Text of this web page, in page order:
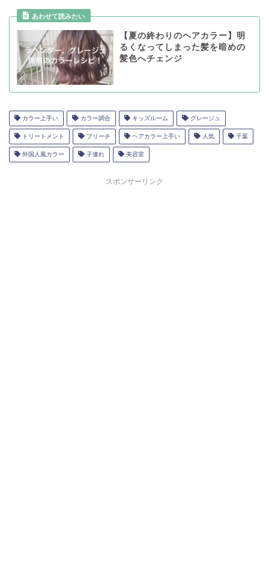
あわせて読みたい
【夏の終わりのヘアカラー】明
るくなってしまった髪を暗めの
髪色へチェンジ
カラー上手い カラー調合 キッズルーム グレージュ
トリートメント ブリーチ ヘアカラー上手い 人気 千葉
外国人風カラー 子連れ 美容室
スポンサーリンク